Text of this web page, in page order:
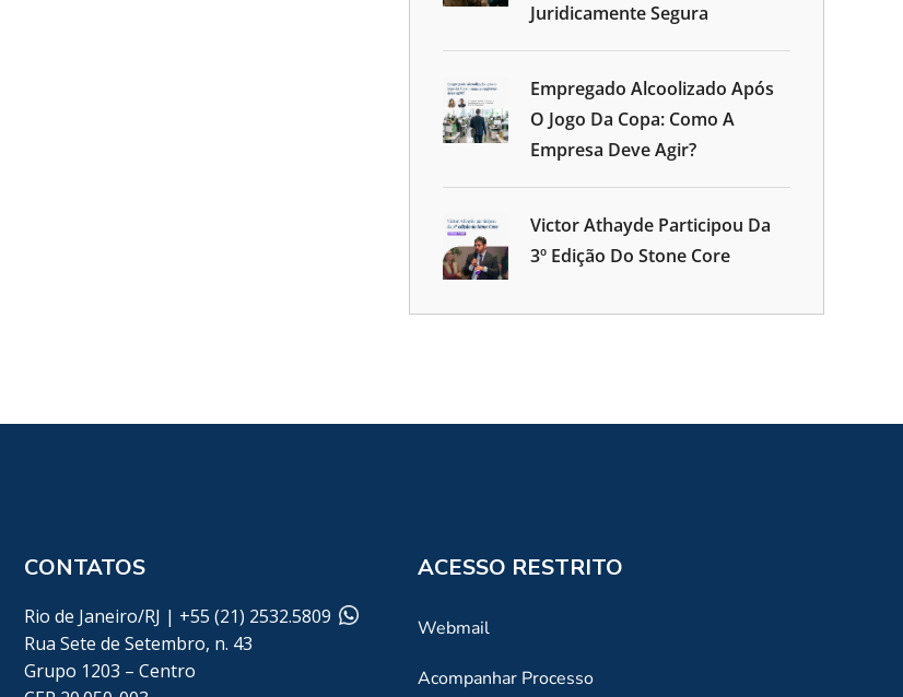
Juridicamente Segura
Empregado Alcoolizado Após
O Jogo Da Copa: Como A
Empresa Deve Agir?
Victor Athayde Participou Da
3º Edição Do Stone Core
CONTATOS
Rio de Janeiro/RJ | +55 (21) 2532.5809
Rua Sete de Setembro, n. 43
Grupo 1203 – Centro
ACESSO RESTRITO
Webmail
Acompanhar Processo